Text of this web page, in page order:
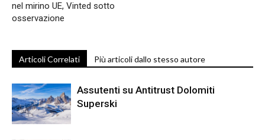
nel mirino UE, Vinted sotto
osservazione
Articoli Correlati Più articoli dallo stesso autore
Assutenti su Antitrust Dolomiti
Superski